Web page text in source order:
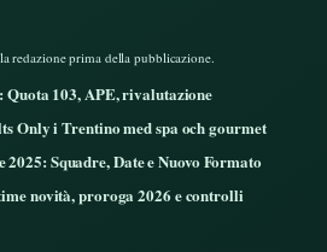
redazione prima della pubblicazione.
103, APE, rivalutazione
Only i Trentino med spa och gourmet
Squadre, Date e Nuovo Formato
novità, proroga 2026 e controlli